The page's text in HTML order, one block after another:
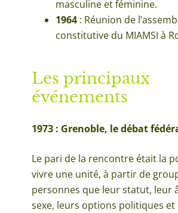
masculine et féminine.
1964 : Réunion de
constitutive du MIAMSI à
Les principaux
événements
1973 : Grenoble, le débat
Le pari de la rencontre était la
vivre une unité, à partir de
personnes que leur statut, leur
sexe, leurs options politiques et